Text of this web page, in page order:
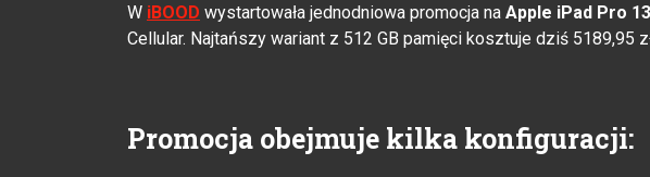
W iBOOD wystartowała jednodniowa promocja na Apple iPad Pro
Cellular. Najtańszy wariant z 512 GB pamięci kosztuje dziś 5189,95
Promocja obejmuje kilka konfiguracji: